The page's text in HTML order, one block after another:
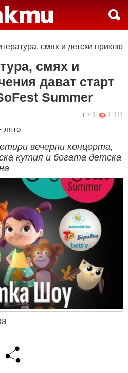
смях и детски
смях и
дават старт
Summer
1 111
1
лято
вечерни концерта,
кутия и богата детска